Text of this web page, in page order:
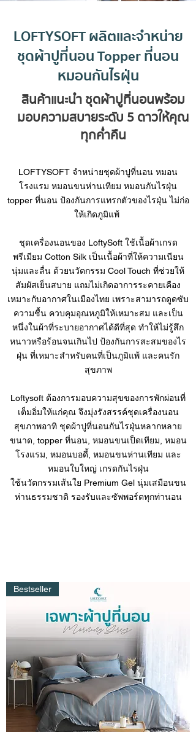
LOFTYSOFT ผลิตและจำหน่าย
ชุดผ้าปูที่นอนTopper ที่นอน
หมอนกันไรฝุ่น
สินค้าแนะนำชุดผ้าปูที่นอนพร้อม
มอบความสบายระดับ 5 ดาวให้คุณ
ทุกค่ำคืน
LOFTYSOFT จำหน่ายชุดผ้าปูที่นอน หมอน
โรงแรม หมอนขนห่านเทียม หมอนกันไรฝุ่น
topper ที่นอนป้องกันการแทรกตัวของไรฝุ่น ไม่ก่อ
ให้เกิดภูมิแพ้
ชุดเครื่องนอนของ LoftySoft ใช้เนื้อผ้าเกรด
พรีเมียม Cotton Silk เป็นเนื้อผ้าที่ให้ความเนียน
นุ่มและลื่น ด้วยนวัตกรรม Cool Touch ที่ช่วยให้
สัมผัสเย็นสบาย แถมไม่เกิดอาการระคายเคือง
เหมาะกับอากาศในเมืองไทย เพราะสามารถดูดซับ
ความชื้น ควบคุมอุณหภูมิให้เหมาะสม และเป็น
หนึ่งในผ้าที่ระบายอากาศได้ดีที่สุด ทำให้ไม่รู้สึก
หนาวหรือร้อนจนเกินไป ป้องกันการสะสมของไร
ฝุ่น ที่เหมาะสำหรับคนที่เป็นภูมิแพ้ และคนรัก
สุขภาพ
Loftysoft ต้องการมอบความสุขของการพักผ่อนที่
เต็มอิ่มให้แก่คุณ จึงมุ่งรังสรรค์ชุดเครื่องนอน
สุขภาพอาทิ ชุดผ้าปูที่นอนกันไรฝุ่นหลากหลาย
ขนาด, topper ที่นอน, หมอนขนเป็ดเทียม หมอน
โรงแรม หมอนบอดี้ หมอนขนห่านเทียม และ
หมอนใบใหญ่ เกรดกันไรฝุ่น
ใช้นวัตกรรมเส้นใย Premium Gel นุ่มเสมือนขน
ห่านธรรมชาติ รองรับและซัพพอร์ตทุกท่านอน
Bestseller